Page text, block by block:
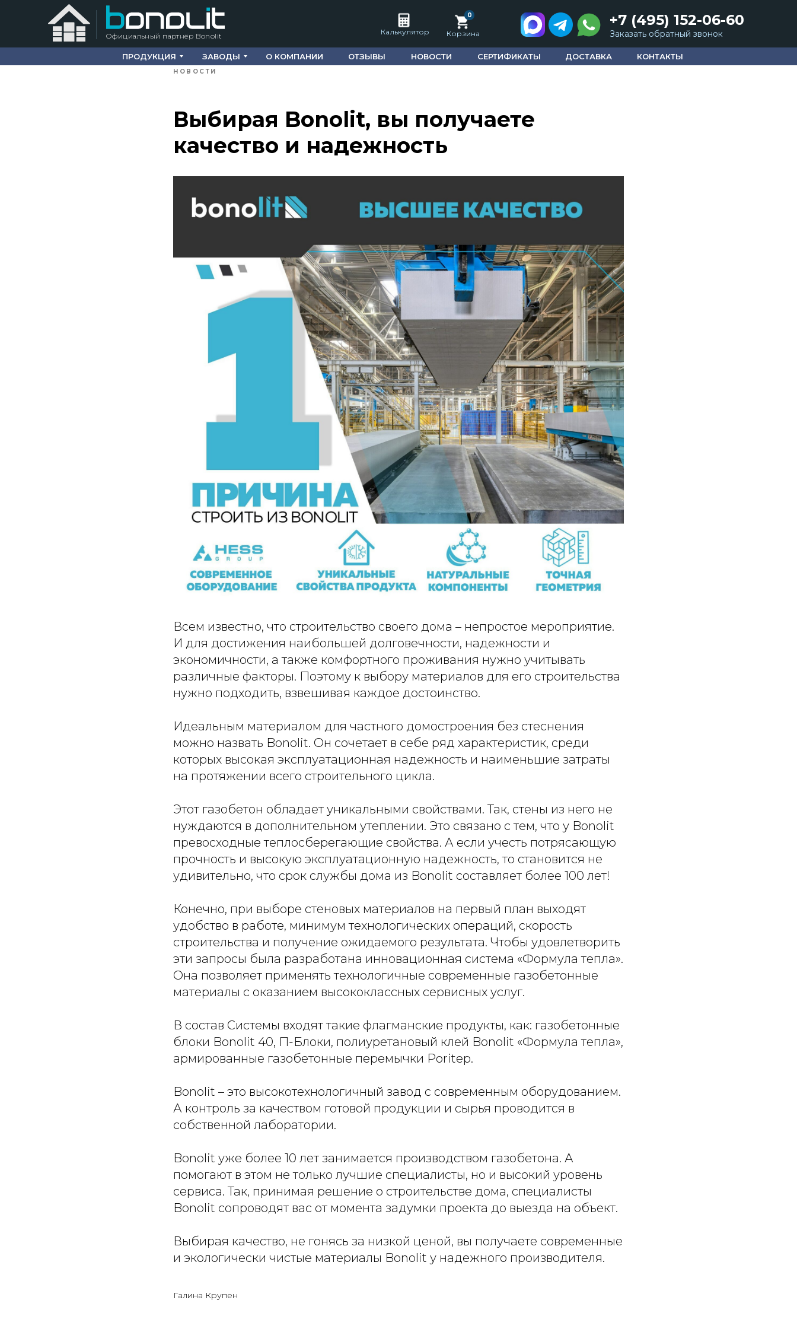
+7 (495) 152-06-60
Заказать обратный звонок
0
Корзина
Калькулятор
ПРОДУКЦИЯ О КОМПАНИИ ОТЗЫВЫ НОВОСТИ СЕРТИФИКАТЫ ДОСТАВКА КОНТАКТЫ
ЗАВОДЫ
Официальный партнёр Bonolit
НОВОСТИ
Выбирая Bonolit, вы получаете
качество и надежность
Всем известно, что строительство своего дома – непростое мероприятие.
И для достижения наибольшей долговечности, надежности и
экономичности, а также комфортного проживания нужно учитывать
различные факторы. Поэтому к выбору материалов для его строительства
нужно подходить, взвешивая каждое достоинство.
Идеальным материалом для частного домостроения без стеснения
можно назвать Bonolit. Он сочетает в себе ряд характеристик, среди
которых высокая эксплуатационная надежность и наименьшие затраты
на протяжении всего строительного цикла.
Этот газобетон обладает уникальными свойствами. Так, стены из него не
нуждаются в дополнительном утеплении. Это связано с тем, что у Bonolit
превосходные теплосберегающие свойства. А если учесть потрясающую
прочность и высокую эксплуатационную надежность, то становится не
удивительно, что срок службы дома из Bonolit составляет более 100 лет!
Конечно, при выборе стеновых материалов на первый план выходят
удобство в работе, минимум технологических операций, скорость
строительства и получение ожидаемого результата. Чтобы удовлетворить
эти запросы была разработана инновационная система «Формула тепла».
Она позволяет применять технологичные современные газобетонные
материалы с оказанием высококлассных сервисных услуг.
В состав Системы входят такие флагманские продукты, как: газобетонные
блоки Bonolit 40, П-Блоки, полиуретановый клей Bonolit «Формула тепла»,
армированные газобетонные перемычки Poritep.
Bonolit – это высокотехнологичный завод с современным оборудованием.
А контроль за качеством готовой продукции и сырья проводится в
собственной лаборатории.
Bonolit уже более 10 лет занимается производством газобетона. А
помогают в этом не только лучшие специалисты, но и высокий уровень
сервиса. Так, принимая решение о строительстве дома, специалисты
Bonolit сопроводят вас от момента задумки проекта до выезда на объект.
Выбирая качество, не гонясь за низкой ценой, вы получаете современные
и экологически чистые материалы Bonolit у надежного производителя.
Галина Крупен